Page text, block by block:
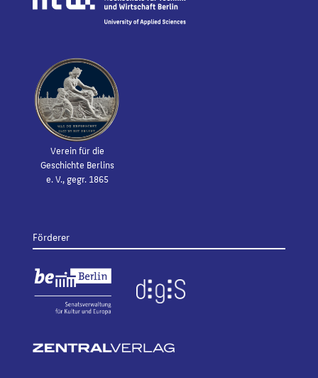
Verein für die
Geschichte Berlins
e. V., gegr. 1865
Förderer